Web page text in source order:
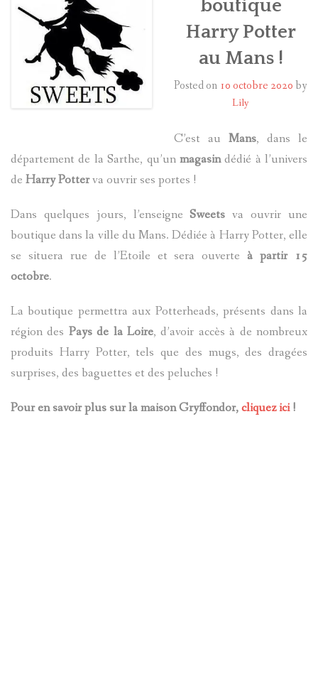
HARRY POTTER
LES ACTEURS
J.K. ROWLING
A PROPOS
boutique
Harry Potter
au Mans !
Posted on 10 octobre 2020by
Lily
C’est au Mans, dans le
département de la Sarthe, qu’un magasindédié à l’univers
de Harry Potterva ouvrir ses portes !
Dans quelques jours, l’enseigneSweetsva ouvrir une
boutique dans la ville du Mans. Dédiée à Harry Potter, elle
se situera rue de l’Etoile et sera ouverte à partir 15
octobre.
La boutique permettra aux Potterheads, présents dans la
région des Pays de la Loire, d’avoir accès à de nombreux
produits Harry Potter, tels que des mugs, des dragées
surprises, des baguettes et des peluches !
Pour en savoir plus sur la maison Gryffondor,cliquez ici!